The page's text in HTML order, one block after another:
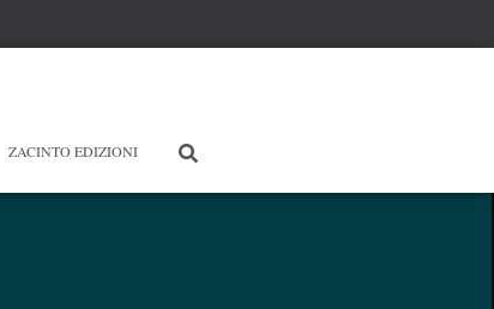
ZACINTO EDIZIONI